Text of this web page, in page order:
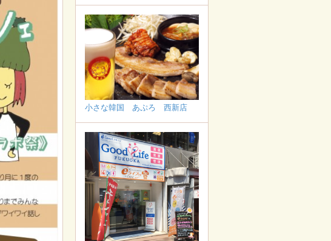
小さな韓国 あぷろ 西新店